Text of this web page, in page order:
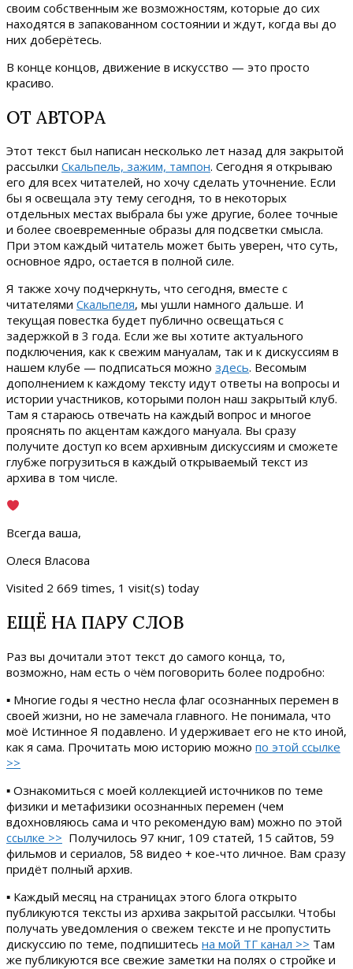
своим собственным же возможностям, которые до сих
находятся в запакованном состоянии и ждут, когда вы до
них доберётесь.
В конце концов, движение в искусство — это просто
красиво.
ОТ АВТОРА
Этот текст был написан несколько лет назад для закрытой
рассылки Скальпель, зажим, тампон. Сегодня я открываю
его для всех читателей, но хочу сделать уточнение. Если
бы я освещала эту тему сегодня, то в некоторых
отдельных местах выбрала бы уже другие, более точные
и более своевременные образы для подсветки смысла.
При этом каждый читатель может быть уверен, что суть,
основное ядро, остается в полной силе.
Я также хочу подчеркнуть, что сегодня, вместе с
читателями Скальпеля, мы ушли намного дальше. И
текущая повестка будет публично освещаться с
задержкой в 3 года. Если же вы хотите актуального
подключения, как к свежим мануалам, так и к дискуссиям в
нашем клубе — подписаться можно здесь. Весомым
дополнением к каждому тексту идут ответы на вопросы и
истории участников, которыми полон наш закрытый клуб.
Там я стараюсь отвечать на каждый вопрос и многое
прояснять по акцентам каждого мануала. Вы сразу
получите доступ ко всем архивным дискуссиям и сможете
глубже погрузиться в каждый открываемый текст из
архива в том числе.
Всегда ваша,
Олеся Власова
Visited 2 669 times, 1 visit(s) today
ЕЩЁ НА ПАРУ СЛОВ
Раз вы дочитали этот текст до самого конца, то,
возможно, нам есть о чём поговорить более подробно:
▪ Многие годы я честно несла флаг осознанных перемен в
своей жизни, но не замечала главного. Не понимала, что
моё Истинное Я подавлено. И удерживает его не кто иной,
как я сама. Прочитать мою историю можно по этой ссылке
>>
▪ Ознакомиться с моей коллекцией источников по теме
физики и метафизики осознанных перемен (чем
вдохновляюсь сама и что рекомендую вам) можно по этой
ссылке >> Получилось 97 книг, 109 статей, 15 сайтов, 59
фильмов и сериалов, 58 видео + кое-что личное. Вам сразу
придёт полный архив.
▪ Каждый месяц на страницах этого блога открыто
публикуются тексты из архива закрытой рассылки. Чтобы
получать уведомления о свежем тексте и не пропустить
дискуссию по теме, подпишитесь на мой ТГ канал >> Там
же публикуются все свежие заметки на полях о стройке и